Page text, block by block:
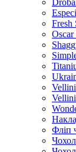
Fresh
Oscar
Фліп